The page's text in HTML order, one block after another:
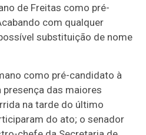
de Freitas como pré-
com qualquer
substituição de nome
como pré-candidato à
das maiores
na tarde do último
do ato; o senador